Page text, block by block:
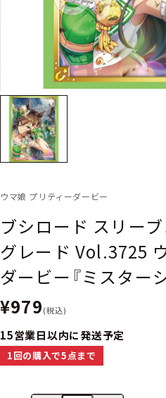
ウマ娘 プリティーダービー
ブシロード スリー
グレード Vol.3725
ダービー『ミスター
¥979(税込)
15営業日以内に発送予定
1回の購入で5点まで